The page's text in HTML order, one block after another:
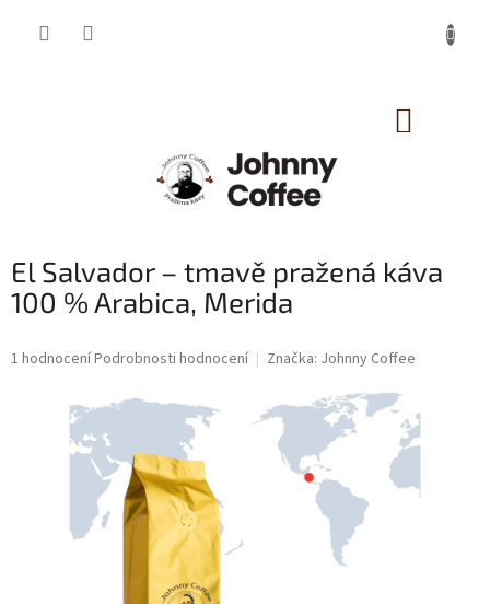
El Salvador – tmavě pražená káva
100 % Arabica, Merida
Průměrné
1 hodnoceníPodrobnosti hodnocení Značka: Johnny Coffee